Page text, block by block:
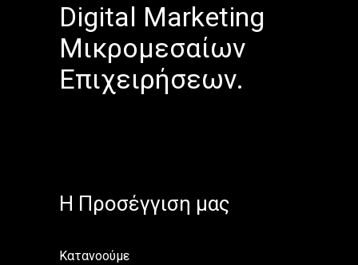
Digital Marketing
Μικρομεσαίων
Επιχειρήσεων.
H Προσέγγιση μας
Κατανοούμε